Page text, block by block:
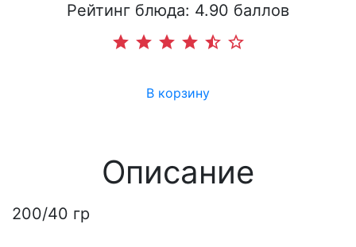
Рейтинг блюда: 4.90 баллов
star star star star star_half star_border
В корзину
Описание
200/40 гр